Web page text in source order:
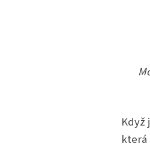
Když
která